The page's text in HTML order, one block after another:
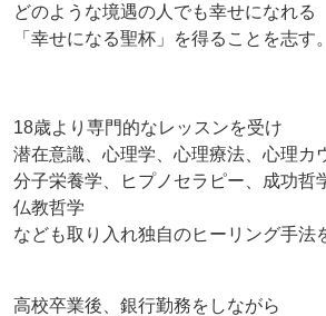
どのような境遇の人でも幸せになれる
「幸せになる聖杯」を得ることを志す。
18歳より専門的なレッスンを受け
潜在意識、心理学、心理療法、心理カ
分子栄養学、ヒプノセラピー、成功哲
仏教哲学
なども取り入れ独自のヒーリング手法
高校卒業後、銀行勤務をしながら